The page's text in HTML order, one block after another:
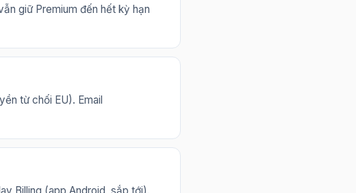
giữ Premium đến hết kỳ hạn
từ chối EU). Email